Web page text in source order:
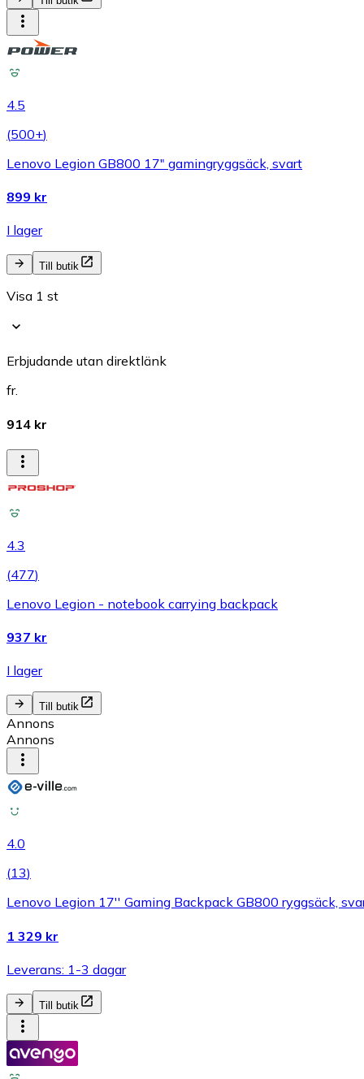
4.5
(500+)
Lenovo Legion GB800 17" gamingryggsäck, svart
899 kr
I lager
Till butik
Visa 1 st
Erbjudande utan direktlänk
fr.
914 kr
4.3
(477)
Lenovo Legion - notebook carrying backpack
937 kr
I lager
Till butik
Annons
Annons
4.0
(13)
Lenovo Legion 17'' Gaming Backpack GB800 ryggsäck,
1 329 kr
Leverans: 1-3 dagar
Till butik